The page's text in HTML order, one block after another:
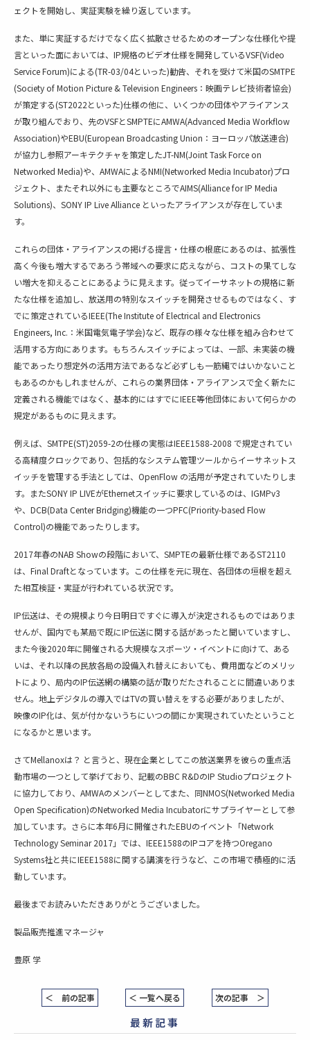
ェクトを開始し、実証実験を繰り返しています。
また、単に実証するだけでなく広く拡散させるためのオープンな仕様化や提
言といった面においては、IP規格のビデオ仕様を開発しているVSF(Video
Service Forum)による(TR-03/04といった)勧告、それを受けて米国のSMTPE
(Society of Motion Picture & Television Engineers：映画テレビ技術者協会)
が策定する(ST2022といった)仕様の他に、いくつかの団体やアライアンス
が取り組んでおり、先のVSFとSMPTEにAMWA(Advanced Media Workflow
Association)やEBU(European Broadcasting Union：ヨーロッパ放送連合)
が協力し参照アーキテクチャを策定したJT-NM(Joint Task Force on
Networked Media)や、AMWAによるNMI(Networked Media Incubator)プロ
ジェクト、またそれ以外にも主要なところでAIMS(Alliance for IP Media
Solutions)、SONY IP Live Alliance といったアライアンスが存在していま
す。
これらの団体・アライアンスの掲げる提言・仕様の根底にあるのは、拡張性
高く今後も増大するであろう帯域への要求に応えながら、コストの果てしな
い増大を抑えることにあるように見えます。従ってイーサネットの規格に新
たな仕様を追加し、放送用の特別なスイッチを開発させるものではなく、す
でに策定されているIEEE(The Institute of Electrical and Electronics
Engineers, Inc.：米国電気電子学会)など、既存の様々な仕様を組み合わせて
活用する方向にあります。もちろんスイッチによっては、一部、未実装の機
能であったり想定外の活用方法であるなど必ずしも一筋縄ではいかないこと
もあるのかもしれませんが、これらの業界団体・アライアンスで全く新たに
定義される機能ではなく、基本的にはすでにIEEE等他団体において何らかの
規定があるものに見えます。
例えば、SMTPE(ST)2059-2の仕様の実態はIEEE1588-2008 で規定されてい
る高精度クロックであり、包括的なシステム管理ツールからイーサネットス
イッチを管理する手法としては、OpenFlow の活用が予定されていたりしま
す。またSONY IP LIVEがEthernetスイッチに要求しているのは、IGMPv3
や、DCB(Data Center Bridging)機能の一つPFC(Priority-based Flow
Control)の機能であったりします。
2017年春のNAB Showの段階において、SMPTEの最新仕様であるST2110
は、Final Draftとなっています。この仕様を元に現在、各団体の垣根を超え
た相互検証・実証が行われている状況です。
IP伝送は、その規模より今日明日ですぐに導入が決定されるものではありま
せんが、国内でも某局で既にIP伝送に関する話があったと聞いていますし、
また今後2020年に開催される大規模なスポーツ・イベントに向けて、ある
いは、それ以降の民放各局の設備入れ替えにおいても、費用面などのメリッ
トにより、局内のIP伝送網の構築の話が取りだたされることに間違いありま
せん。地上デジタルの導入ではTVの買い替えをする必要がありましたが、
映像のIP化は、気が付かないうちにいつの間にか実現されていたということ
になるかと思います。
さてMellanoxは？ と言うと、現在企業としてこの放送業界を彼らの重点活
動市場の一つとして挙げており、記載のBBC R&DのIP Studioプロジェクト
に協力しており、AMWAのメンバーとしてまた、同NMOS(Networked Media
Open Specification)のNetworked Media Incubatorにサプライヤーとして参
加しています。さらに本年6月に開催されたEBUのイベント「Network
Technology Seminar 2017」では、IEEE1588のIPコアを持つOregano
Systems社と共にIEEE1588に関する講演を行うなど、この市場で積極的に活
動しています。
最後までお読みいただきありがとうございました。
製品販売推進マネージャ
豊原 学
＜ 前の記事 ＜ 一覧へ戻る 次の記事 ＞
最新記事